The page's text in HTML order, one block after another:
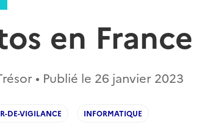
en France
• Publié le 26 janvier 2023
DE-VIGILANCE INFORMATIQUE